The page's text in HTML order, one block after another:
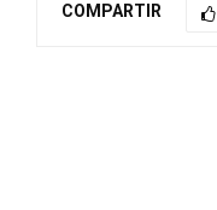
COMPARTIR